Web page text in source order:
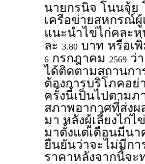
นายกรนิจ โนนจุ้ย
เครือข่ายสหกรณ์ผู้
แนะนำไข่ไก่คละ
ละ 3.80 บาท หรือเ
6 กรกฎาคม 2569 ว่
ได้ติดตามสถานก
ต้องการบริโภคอย่
ครั้งนี้เป็นไปตาม
สภาพอากาศที่ส่ง
มา หลังผู้เลี้ยงไก่
มาตั้งแต่เดือนมีนา
ยืนยันว่าจะไม่มีก
ราคาหลังจากนี้จ